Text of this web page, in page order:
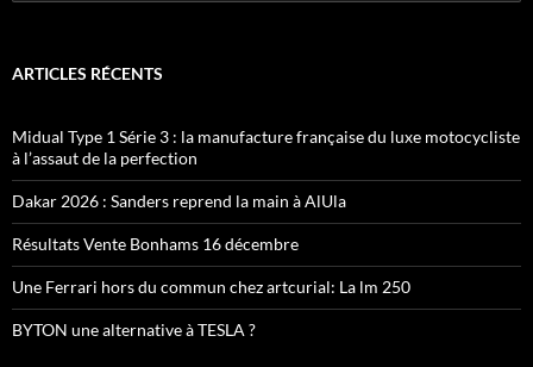
ARTICLES RÉCENTS
Midual Type 1 Série 3 : la manufacture française du luxe motocycliste
à l’assaut de la perfection
Dakar 2026 : Sanders reprend la main à AlUla
Résultats Vente Bonhams 16 décembre
Une Ferrari hors du commun chez artcurial: La lm 250
BYTON une alternative à TESLA ?